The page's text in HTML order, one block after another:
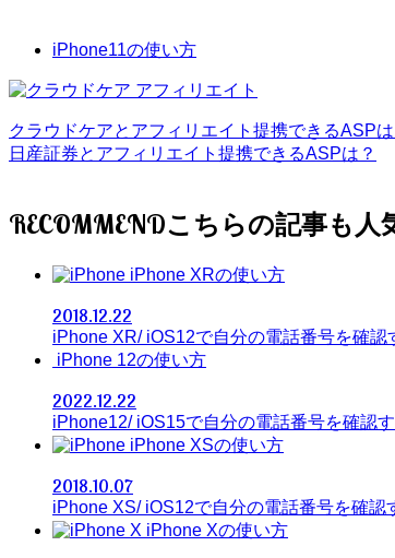
iPhone11の使い方
クラウドケアとアフィリエイト提携できるASPは
日産証券とアフィリエイト提携できるASPは？
RECOMMEND
iPhone XRの使い方
2018.12.22
iPhone XR/ iOS12で自分の電話番号を確認
iPhone 12の使い方
2022.12.22
iPhone12/ iOS15で自分の電話番号を確認
iPhone XSの使い方
2018.10.07
iPhone XS/ iOS12で自分の電話番号を確認
iPhone Xの使い方